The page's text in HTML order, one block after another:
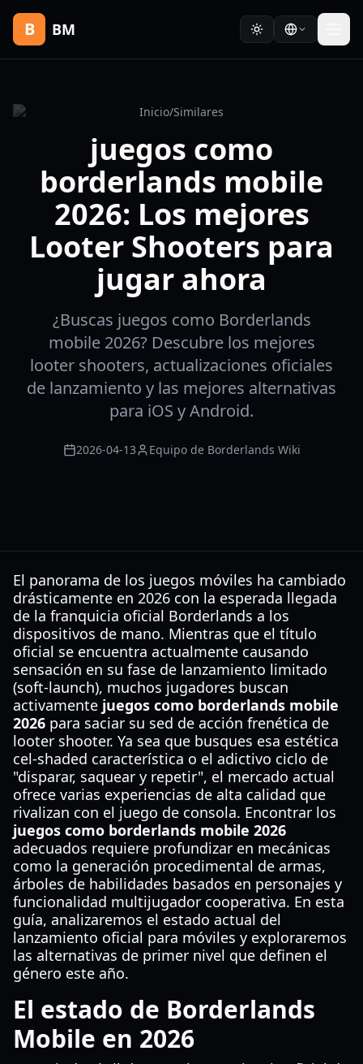
B BM
Inicio/Similares
juegos como
borderlands mobile
2026: Los mejores
Looter Shooters para
jugar ahora
¿Buscas juegos como Borderlands
mobile 2026? Descubre los mejores
looter shooters, actualizaciones oficiales
de lanzamiento y las mejores alternativas
para iOS y Android.
2026-04-13 Equipo de Borderlands Wiki
El panorama de los juegos móviles ha cambiado
drásticamente en 2026 con la esperada llegada
de la franquicia oficial Borderlands a los
dispositivos de mano. Mientras que el título
oficial se encuentra actualmente causando
sensación en su fase de lanzamiento limitado
(soft-launch), muchos jugadores buscan
activamente juegos como borderlands mobile
2026 para saciar su sed de acción frenética de
looter shooter. Ya sea que busques esa estética
cel-shaded característica o el adictivo ciclo de
"disparar, saquear y repetir", el mercado actual
ofrece varias experiencias de alta calidad que
rivalizan con el juego de consola. Encontrar los
juegos como borderlands mobile 2026
adecuados requiere profundizar en mecánicas
como la generación procedimental de armas,
árboles de habilidades basados en personajes y
funcionalidad multijugador cooperativa. En esta
guía, analizaremos el estado actual del
lanzamiento oficial para móviles y exploraremos
las alternativas de primer nivel que definen el
género este año.
El estado de Borderlands
Mobile en 2026